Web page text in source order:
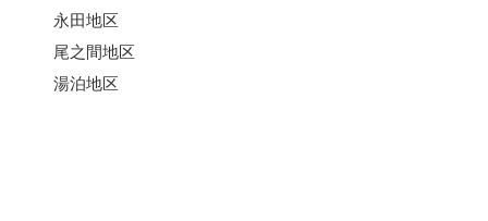
永田地区
尾之間地区
湯泊地区